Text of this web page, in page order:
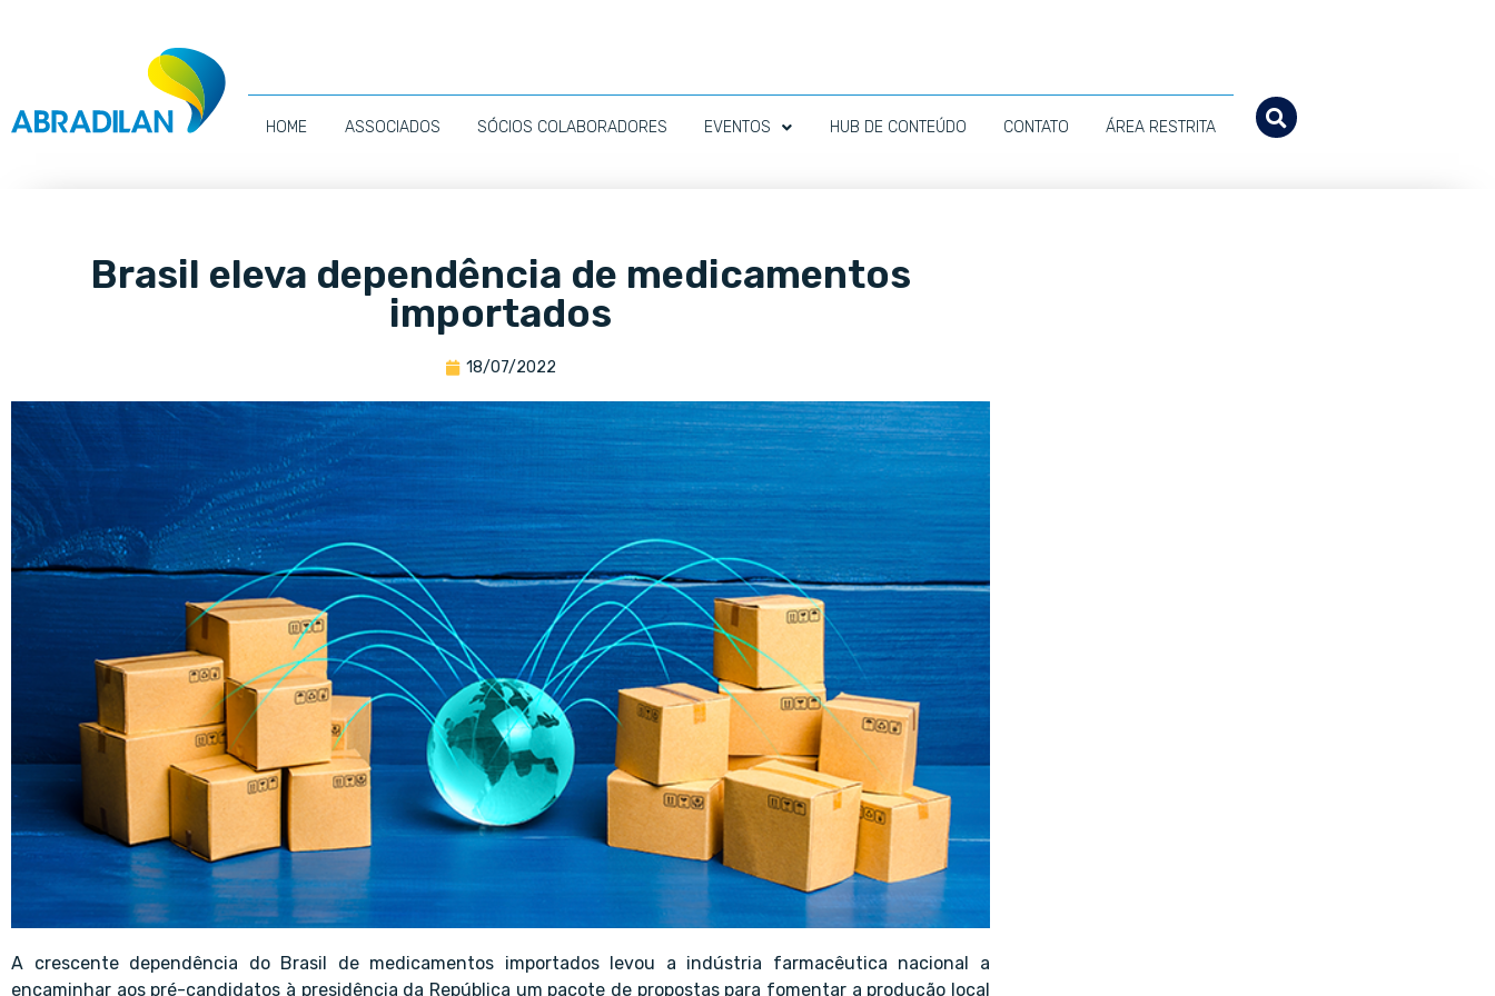
HOME ASSOCIADOS SÓCIOS COLABORADORES EVENTOS HUB DE CONTEÚDO CONTATO ÁREA RESTRITA
Brasil eleva dependência de medicamentos
importados
18/07/2022
A crescente dependência do Brasil de medicamentos importados levou a indústria farmacêutica nacional a
encaminhar aos pré-candidatos à presidência da República um pacote de propostas para fomentar a produção local